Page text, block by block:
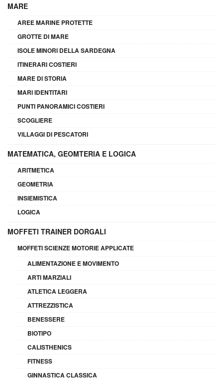
MARE
AREE MARINE PROTETTE
GROTTE DI MARE
ISOLE MINORI DELLA SARDEGNA
ITINERARI COSTIERI
MARE DI STORIA
MARI IDENTITARI
PUNTI PANORAMICI COSTIERI
SCOGLIERE
VILLAGGI DI PESCATORI
MATEMATICA, GEOMTERIA E LOGICA
ARITMETICA
GEOMETRIA
INSIEMISTICA
LOGICA
MOFFETI TRAINER DORGALI
MOFFETI SCIENZE MOTORIE APPLICATE
ALIMENTAZIONE E MOVIMENTO
ARTI MARZIALI
ATLETICA LEGGERA
ATTREZZISTICA
BENESSERE
BIOTIPO
CALISTHENICS
FITNESS
GINNASTICA CLASSICA